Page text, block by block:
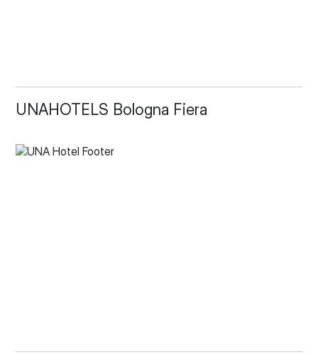
UNAHOTELS Bologna Fiera